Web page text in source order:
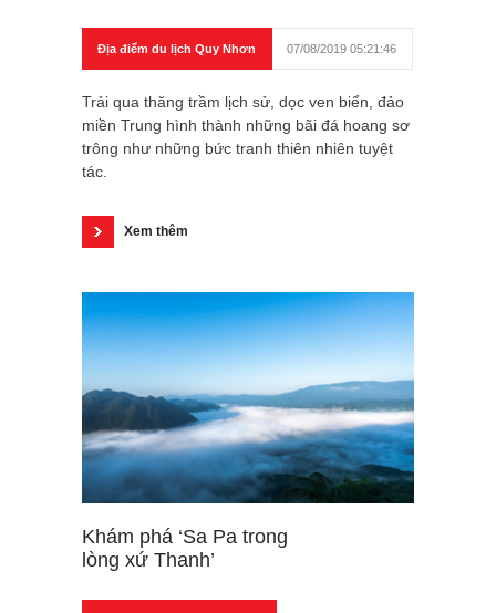
Địa điểm du lịch Quy Nhơn 07/08/2019 05:21:46
Trải qua thăng trầm lịch sử, dọc ven biển, đảo
miền Trung hình thành những bãi đá hoang sơ
trông như những bức tranh thiên nhiên tuyệt
tác.
Xem thêm
Khám phá ‘Sa Pa trong
lòng xứ Thanh’